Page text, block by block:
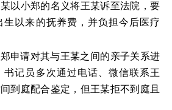
以小郑的名义将王某诉至法院，要
生以来的抚养费，并负担今后医疗
申请对其与王某之间的亲子关系进
书记员多次通过电话、微信联系王
到庭配合鉴定，但王某拒不到庭且